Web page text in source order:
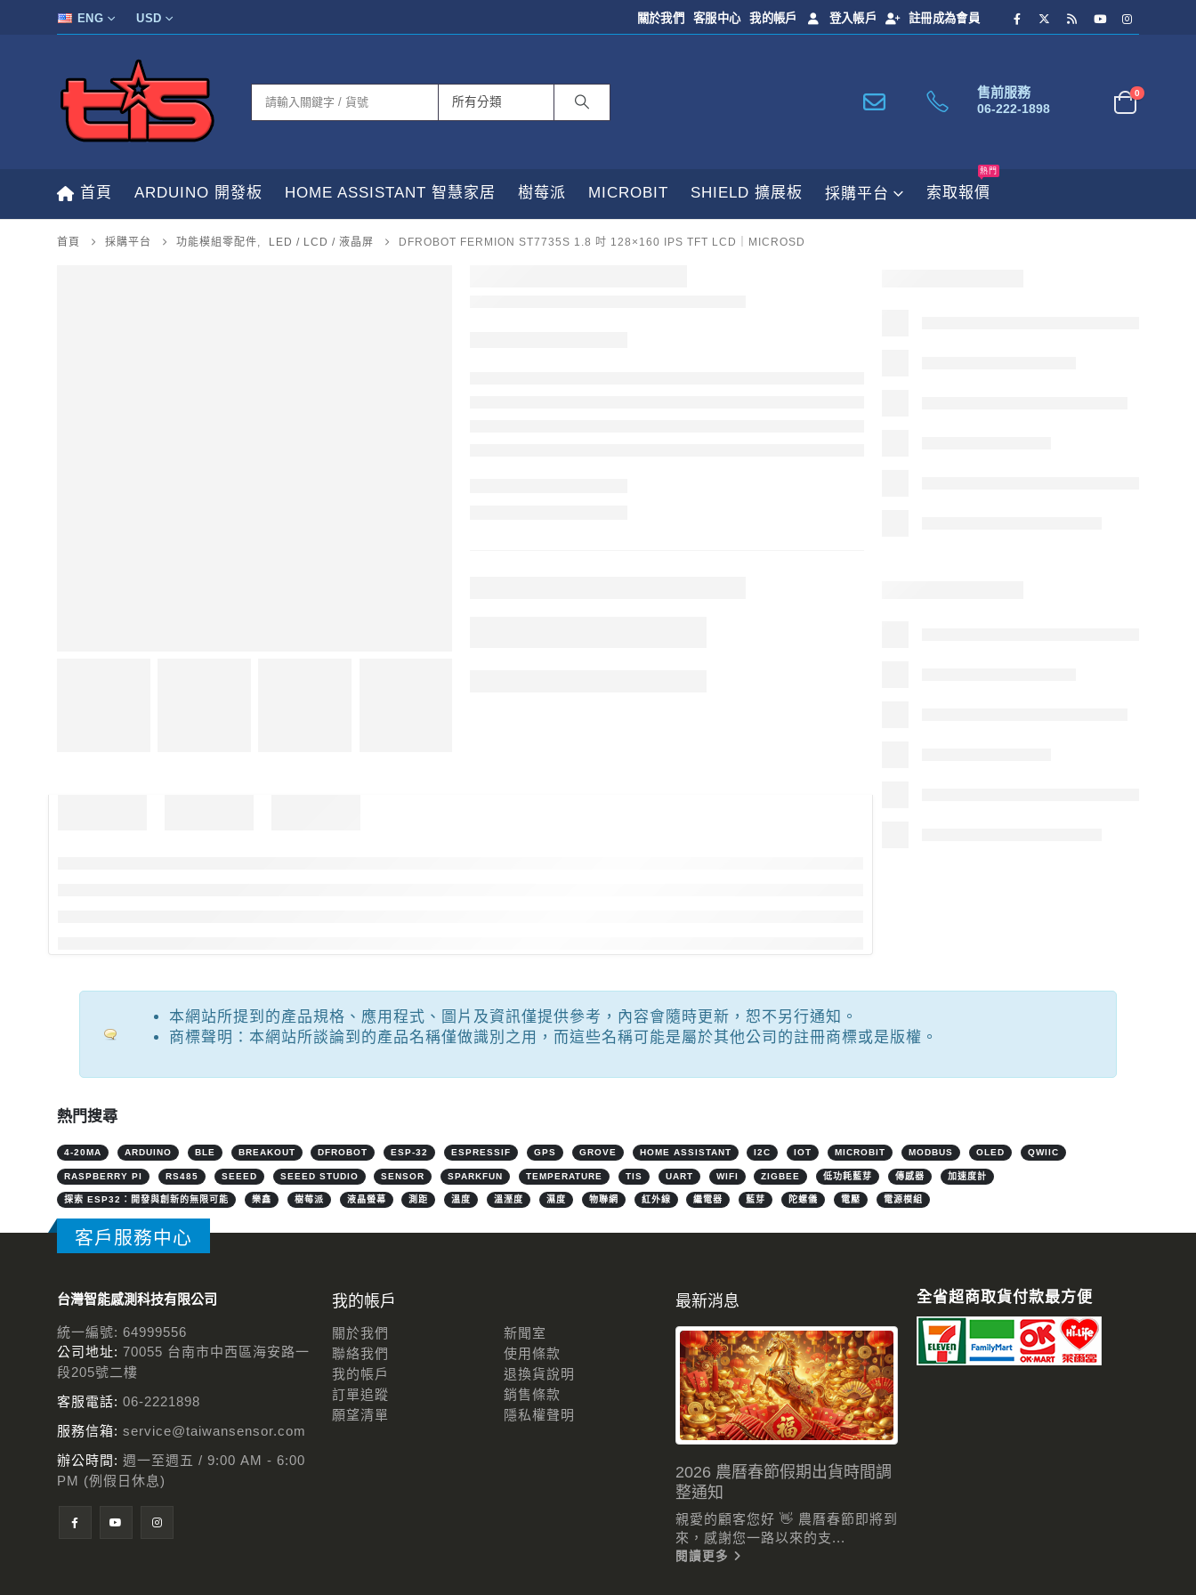
ENG USD 關於我們 客服中心 我的帳戶 登入帳戶 註冊成為會員
售前服務
06-222-1898
0
首頁 ARDUINO 開發板 HOME ASSISTANT 智慧家居 樹莓派 MICROBIT SHIELD 擴展板 採購平台 索取報價
熱門
首頁 採購平台 功能模組零配件, LED / LCD / 液晶屏 DFROBOT FERMION ST7735S 1.8 吋 128×160 IPS TFT LCD｜MICROSD
本網站所提到的產品規格、應用程式、圖片及資訊僅提供參考，內容會隨時更新，恕不另行通知。
商標聲明：本網站所談論到的產品名稱僅做識別之用，而這些名稱可能是屬於其他公司的註冊商標或是版權。
熱門搜尋
4-20MA ARDUINO BLE BREAKOUT DFROBOT ESP-32 ESPRESSIF GPS GROVE HOME ASSISTANT I2C IOT MICROBIT MODBUS OLED QWIIC
RASPBERRY PI RS485 SEEED SEEED STUDIO SENSOR SPARKFUN TEMPERATURE TIS UART WIFI ZIGBEE 低功耗藍芽 傳感器 加速度計
探索 ESP32：開發與創新的無限可能 樂鑫 樹莓派 液晶螢幕 測距 溫度 溫溼度 濕度 物聯網 紅外線 繼電器 藍芽 陀螺儀 電壓 電源模組
客戶服務中心
台灣智能感測科技有限公司
統一編號: 64999556
公司地址: 70055 台南市中西區海安路一
段205號二樓
客服電話: 06-2221898
服務信箱: service@taiwansensor.com
辦公時間: 週一至週五 / 9:00 AM - 6:00
PM (例假日休息)
我的帳戶
關於我們
聯絡我們
我的帳戶
訂單追蹤
願望清單
新聞室
使用條款
退換貨說明
銷售條款
隱私權聲明
最新消息
2026 農曆春節假期出貨時間調
整通知
親愛的顧客您好 👋 農曆春節即將到
來，感謝您一路以來的支...
閱讀更多
全省超商取貨付款最方便